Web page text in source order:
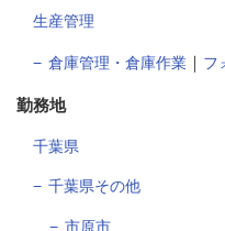
生産管理
倉庫管理・倉庫作業 ｜ フ
勤務地
千葉県
千葉県その他
市原市